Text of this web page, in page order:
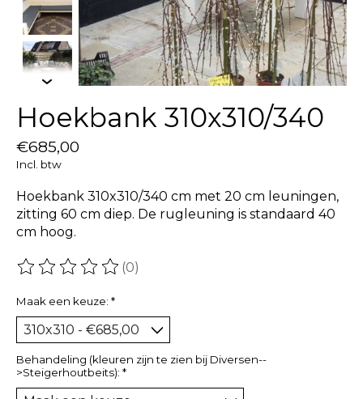
Hoekbank 310x310/340
€685,00
Incl. btw
Hoekbank 310x310/340 cm met 20 cm leuningen,
zitting 60 cm diep. De rugleuning is standaard 40
cm hoog.
De beoordeling van dit product is
(0)
Maak een keuze: *
Behandeling (kleuren zijn te zien bij Diversen--
>Steigerhoutbeits): *